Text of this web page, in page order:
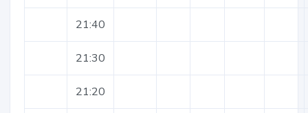
21:40
21:30
21:20